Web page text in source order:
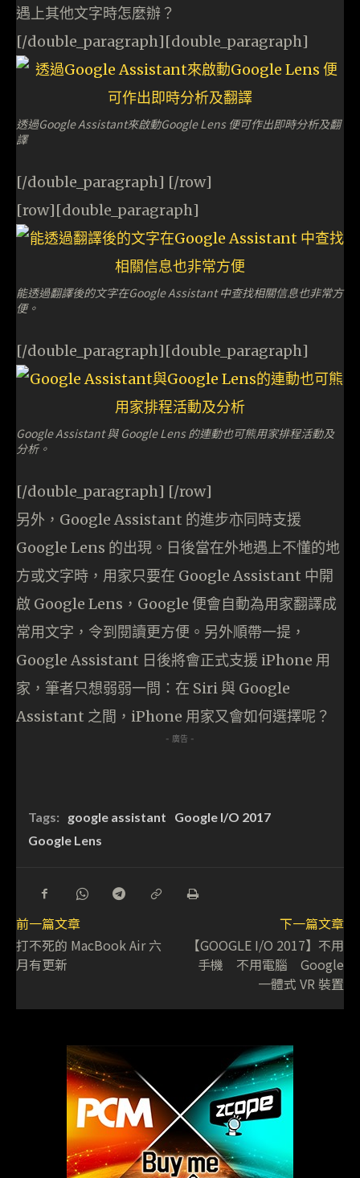
遇上其他文字時怎麼辦？
[/double_paragraph][double_paragraph]
透過Google Assistant來啟動Google Lens 便可作出即時分析及翻
譯
[/double_paragraph] [/row]
[row][double_paragraph]
能透過翻譯後的文字在Google Assistant 中查找相關信息也非常方
便。
[/double_paragraph][double_paragraph]
Google Assistant 與 Google Lens 的連動也可熊用家排程活動及
分析。
[/double_paragraph] [/row]
另外，Google Assistant 的進步亦同時支援
Google Lens 的出現。日後當在外地遇上不懂的地
方或文字時，用家只要在 Google Assistant 中開
啟 Google Lens，Google 便會自動為用家翻譯成
常用文字，令到閱讀更方便。另外順帶一提，
Google Assistant 日後將會正式支援 iPhone 用
家，筆者只想弱弱一問：在 Siri 與 Google
Assistant 之間，iPhone 用家又會如何選擇呢？
- 廣告 -
Tags: google assistant
Google I/O 2017
Google Lens
前一篇文章
打不死的 MacBook Air 六
月有更新
下一篇文章
【GOOGLE I/O 2017】不用
手機 不用電腦 Google
一體式 VR 裝置